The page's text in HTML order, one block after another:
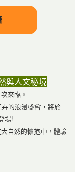
與人文秘境
來臨。
的浪漫盛會，將於
場!
自然的懷抱中，體驗